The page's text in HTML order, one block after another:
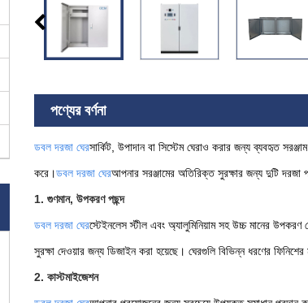
পণ্যের বর্ণনা
ডবল দরজা ঘেরসার্কিট, উপাদান বা সিস্টেম ঘেরাও করার জন্য ব্যবহৃত
করে।ডবল দরজা ঘেরআপনার সরঞ্জামের অতিরিক্ত সুরক্ষার জন্য দুটি দরজা
1. গুণমান, উপকরণ পছন্দ
ডবল দরজা ঘেরস্টেইনলেস স্টীল এবং অ্যালুমিনিয়াম সহ উচ্চ মানের
সুরক্ষা দেওয়ার জন্য ডিজাইন করা হয়েছে। ঘেরগুলি বিভিন্ন ধরণের
2. কাস্টমাইজেশন